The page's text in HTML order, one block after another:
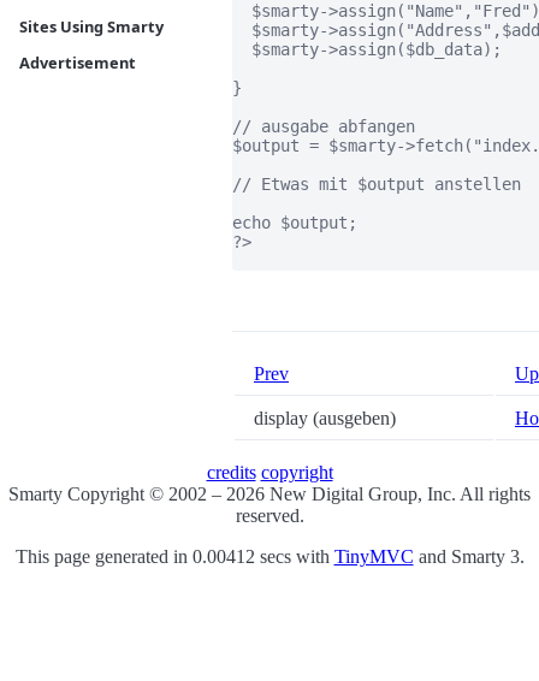
Sites Using Smarty
Advertisement
$smarty-
$smarty-
  $smarty->assign($db_data);
}
// ausgabe abfangen
$output = $smarty-
// Etwas mit $output anstellen
echo $output;
?>
Prev Up
display (ausgeben)
credits copyright
Smarty Copyright © 2002 – 2026 New Digital Group, Inc. All rights
reserved.
This page generated in 0.00412 secs with TinyMVC and Smarty 3.